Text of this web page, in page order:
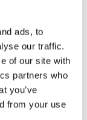
ads, to
our traffic.
of our site with
partners who
you’ve
from your use
frihet
sikkerhet for
mobile
eliminere
oppgaver